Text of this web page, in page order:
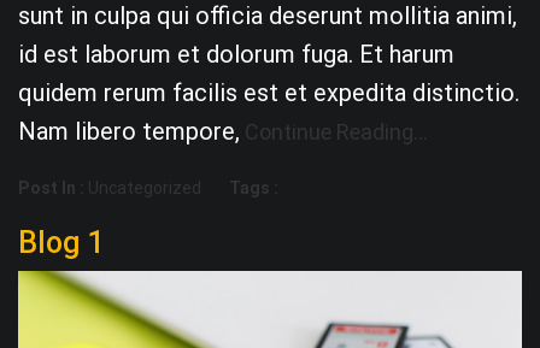
sunt in culpa qui officia deserunt mollitia animi,
id est laborum et dolorum fuga. Et harum
quidem rerum facilis est et expedita distinctio.
Nam libero tempore, Continue Reading…
Post In : Uncategorized Tags :
Blog 1